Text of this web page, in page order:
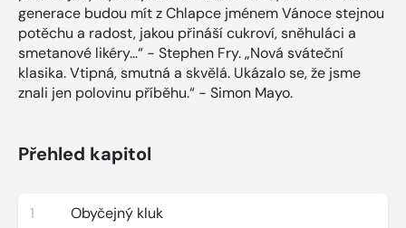
generace budou mít z Chlapce jménem Vánoce stejnou
potěchu a radost, jakou přináší cukroví, sněhuláci a
smetanové likéry...“ − Stephen Fry. „Nová sváteční
klasika. Vtipná, smutná a skvělá. Ukázalo se, že jsme
znali jen polovinu příběhu.“ − Simon Mayo.
Přehled kapitol
1 Obyčejný kluk